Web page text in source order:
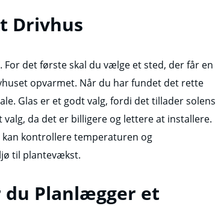
Drivhus
det første skal du vælge et sted, der får en
opvarmet. Når du har fundet det rette
Glas er et godt valg, fordi det tillader solens
da det er billigere og lettere at installere.
kontrollere temperaturen og
til plantevækst.
du Planlægger et